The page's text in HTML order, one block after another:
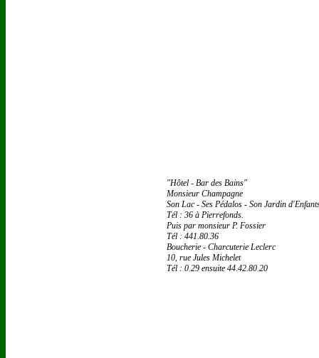
"Hôtel - Bar des Bains"
Monsieur Champagne
Son Lac - Ses Pédalos - Son Jardin
Tél : 36 à Pierrefonds.
Puis par monsieur P. Fossier
Tél : 441.80.36
Boucherie - Charcuterie Leclerc
10, rue Jules Michelet
Tél : 0.29 ensuite 44.42.80.20